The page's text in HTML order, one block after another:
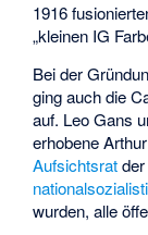
1916
„kleinen IG
Bei der
ging auch die
auf. Leo Gans
erhobene
Aufsichtsrat
wurden, alle